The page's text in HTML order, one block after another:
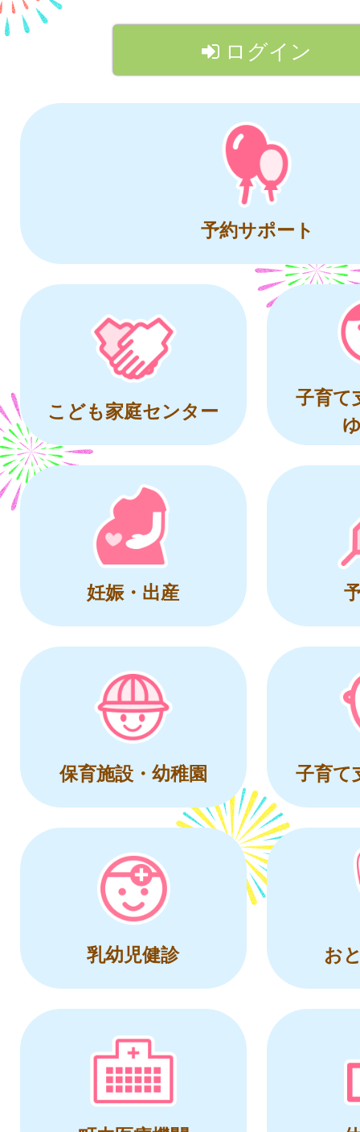
ログイン
予約サポート
こども家庭センター
子育て
妊娠・出産
保育施設・幼稚園 子育て
乳幼児健診 お